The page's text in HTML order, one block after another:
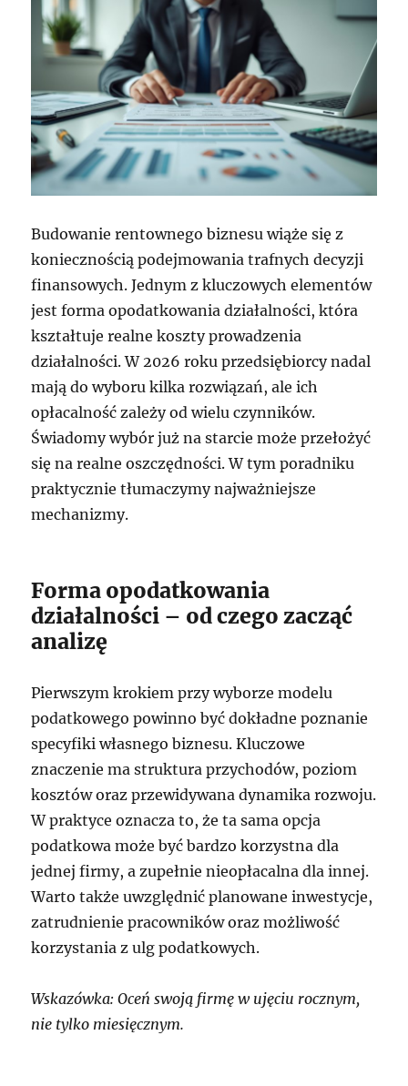
Budowanie rentownego biznesu wiąże się z
koniecznością podejmowania trafnych decyzji
finansowych. Jednym z kluczowych elementów
jest forma opodatkowania działalności, która
kształtuje realne koszty prowadzenia
działalności. W 2026 roku przedsiębiorcy nadal
mają do wyboru kilka rozwiązań, ale ich
opłacalność zależy od wielu czynników.
Świadomy wybór już na starcie może przełożyć
się na realne oszczędności. W tym poradniku
praktycznie tłumaczymy najważniejsze
mechanizmy.
Forma opodatkowania
działalności – od czego zacząć
analizę
Pierwszym krokiem przy wyborze modelu
podatkowego powinno być dokładne poznanie
specyfiki własnego biznesu. Kluczowe
znaczenie ma struktura przychodów, poziom
kosztów oraz przewidywana dynamika rozwoju.
W praktyce oznacza to, że ta sama opcja
podatkowa może być bardzo korzystna dla
jednej firmy, a zupełnie nieopłacalna dla innej.
Warto także uwzględnić planowane inwestycje,
zatrudnienie pracowników oraz możliwość
korzystania z ulg podatkowych.
Wskazówka: Oceń swoją firmę w ujęciu rocznym,
nie tylko miesięcznym.